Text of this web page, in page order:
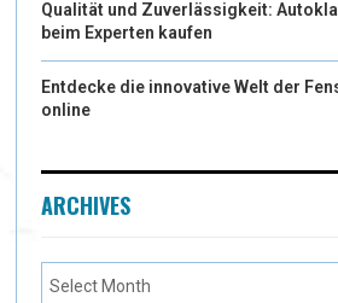
Qualität und Zuverlässigkeit:
beim Experten kaufen
Entdecke die innovative Welt der
online
ARCHIVES